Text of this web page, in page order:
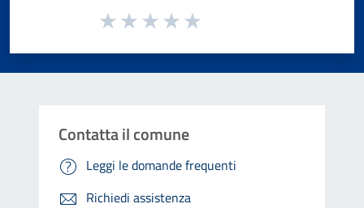
Valuta da 1 a 5 stelle la pagina
Contatta il comune
Leggi le domande frequenti
Richiedi assistenza